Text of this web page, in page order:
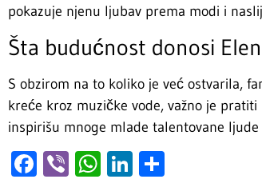
pokazuje njenu ljubav prema modi i
Šta budućnost donosi
S obzirom na to koliko je već ostvarila,
kreće kroz muzičke vode, važno je
inspirišu mnoge mlade talentovane
Facebook
ViberWhatsApp
LinkedIn